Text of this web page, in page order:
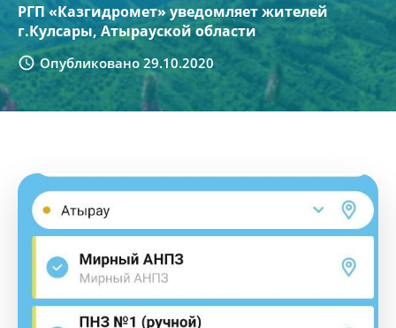
РГП «Казгидромет» уведомляет жителей
г.Кулсары, Атырауской области
Опубликовано 29.10.2020